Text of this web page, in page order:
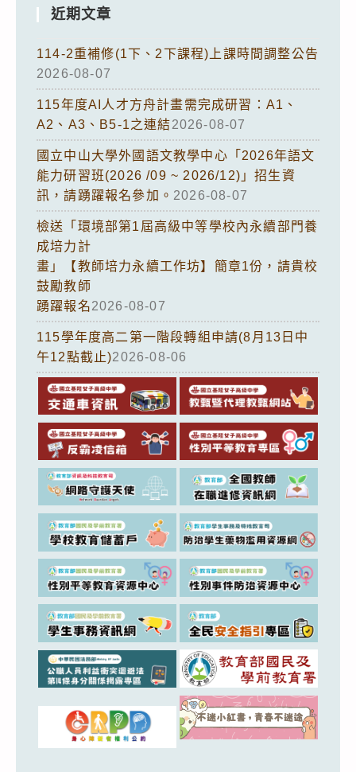
近期文章
114-2重補修(1下、2下課程)上課時間調整公告
2026-08-07
115年度AI人才方舟計畫需完成研習：A1、
A2、A3、B5-1之連結2026-08-07
國立中山大學外國語文教學中心「2026年語文
能力研習班(2026 /09 ~ 2026/12)」招生資
訊，請踴躍報名參加。 2026-08-07
檢送「環境部第1屆高級中等學校內永續部門養
成培力計
畫」【教師培力永續工作坊】簡章1份，請貴校
鼓勵教師
踴躍報名2026-08-07
115學年度高二第一階段轉組申請(8月13日中
午12點截止)2026-08-06